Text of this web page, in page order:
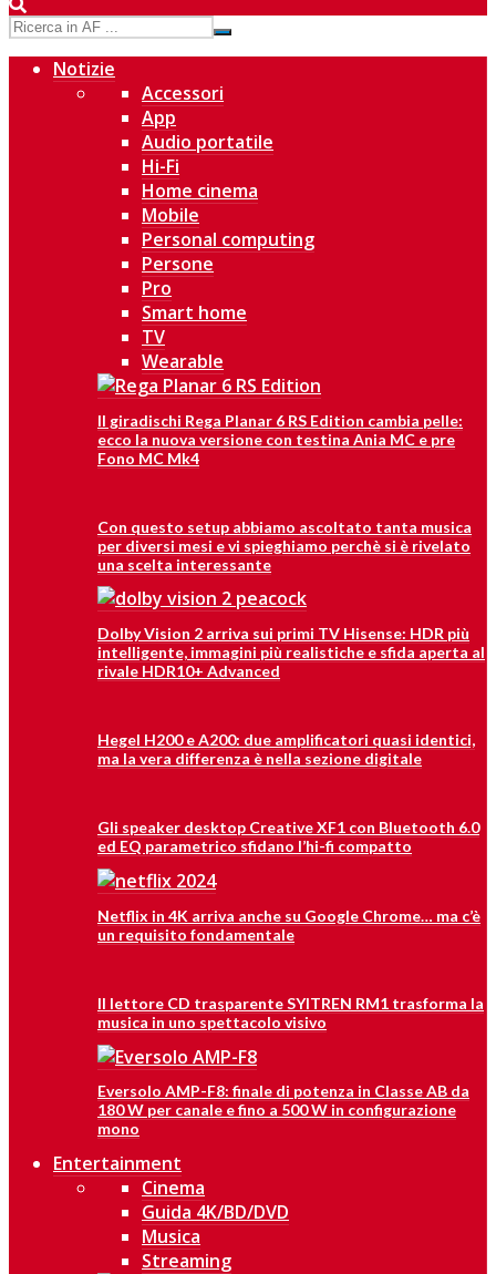
Notizie
Accessori
App
Audio portatile
Hi-Fi
Home cinema
Mobile
Personal computing
Persone
Pro
Smart home
TV
Wearable
Il giradischi Rega Planar 6 RS Edition cambia pelle:
ecco la nuova versione con testina Ania MC e pre
Fono MC Mk4
Con questo setup abbiamo ascoltato tanta musica
per diversi mesi e vi spieghiamo perchè si è rivelato
una scelta interessante
Dolby Vision 2 arriva sui primi TV Hisense: HDR più
intelligente, immagini più realistiche e sfida aperta al
rivale HDR10+ Advanced
Hegel H200 e A200: due amplificatori quasi identici,
ma la vera differenza è nella sezione digitale
Gli speaker desktop Creative XF1 con Bluetooth 6.0
ed EQ parametrico sfidano l’hi-fi compatto
Netflix in 4K arriva anche su Google Chrome… ma c’è
un requisito fondamentale
Il lettore CD trasparente SYITREN RM1 trasforma la
musica in uno spettacolo visivo
Eversolo AMP-F8: finale di potenza in Classe AB da
180 W per canale e fino a 500 W in configurazione
mono
Entertainment
Cinema
Guida 4K/BD/DVD
Musica
Streaming